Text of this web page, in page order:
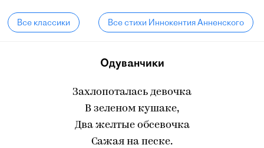
Все классики Все стихи Иннокентия Анненского
Одуванчики
Захлопоталась девочка
В зеленом кушаке,
Два желтые обсевочка
Сажая на песке.